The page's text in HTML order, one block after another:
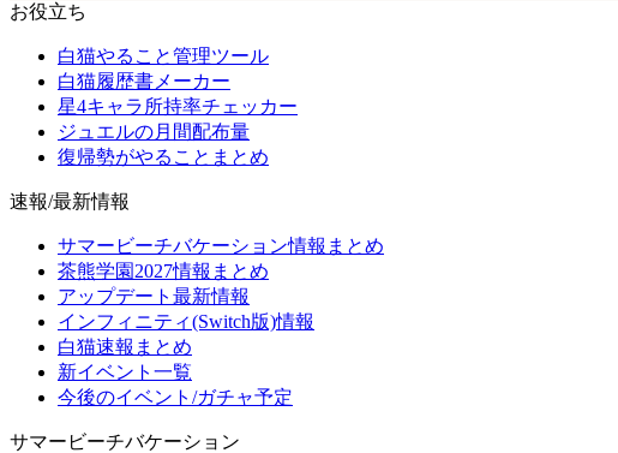
お役立ち
白猫やること管理ツール
白猫履歴書メーカー
星4キャラ所持率チェッカー
ジュエルの月間配布量
復帰勢がやることまとめ
速報/最新情報
サマービーチバケーション情報まとめ
茶熊学園2027情報まとめ
アップデート最新情報
インフィニティ(Switch版)情報
白猫速報まとめ
新イベント一覧
今後のイベント/ガチャ予定
サマービーチバケーション